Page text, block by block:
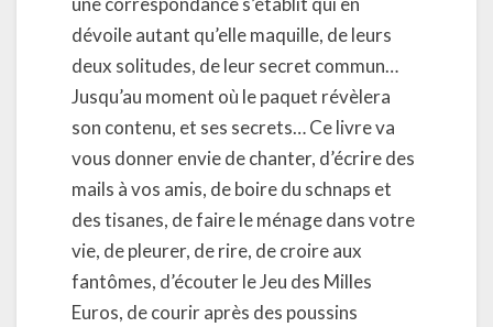
dévoile autant qu’elle maquille, de leurs
deux solitudes, de leur secret commun…
Jusqu’au moment où le paquet révèlera
son contenu, et ses secrets… Ce livre va
vous donner envie de chanter, d’écrire des
mails à vos amis, de boire du schnaps et
des tisanes, de faire le ménage dans votre
vie, de pleurer, de rire, de croire aux
fantômes, d’écouter le Jeu des Milles
Euros, de courir après des poussins